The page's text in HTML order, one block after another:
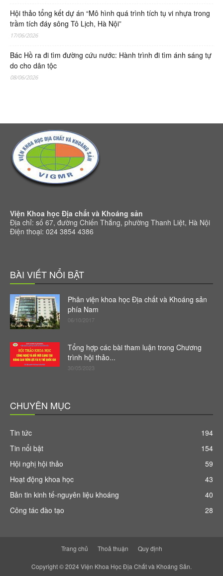
Hội thảo tổng kết dự án “Mô hình quá trình tích tụ vi nhựa trong
trầm tích đáy sông Tô Lịch, Hà Nội”
17/06/2026
Bác Hồ ra đi tìm đường cứu nước: Hành trình đi tìm ánh sáng tự
do cho dân tộc
08/06/2026
Viện Khoa học Địa chất và Khoáng sản
Địa chỉ: số 67, đường Chiến Thắng, phường Thanh Liệt, Hà Nội
Điện thoại: 024 3854 4386
BÀI VIẾT NỔI BẬT
Phân viện khoa học Địa chất và Khoáng sản
phía Nam
06/10/2017
Tổng hợp các bài tham luận trong Chương
trình hội thảo...
30/05/2023
CHUYÊN MỤC
Tin tức
194
Tin nổi bật
154
Hội nghị hội thảo
59
Hoạt động khoa học
43
Bản tin kinh tế-nguyên liệu khoáng
40
Công tác đào tạo
28
Trang chủ Thoả thuận Quy định
Copyright © 2024 Viện Khoa Học Địa Chất và Khoáng Sản.